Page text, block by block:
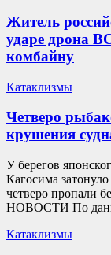
Житель
ударе дрона
комбайну
Катаклизмы
Четверо
крушения
У берегов
Кагосима
четверо пропали
НОВОСТИ По
Катаклизмы